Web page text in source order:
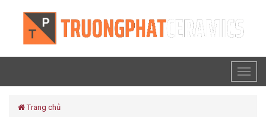
Trang chủ